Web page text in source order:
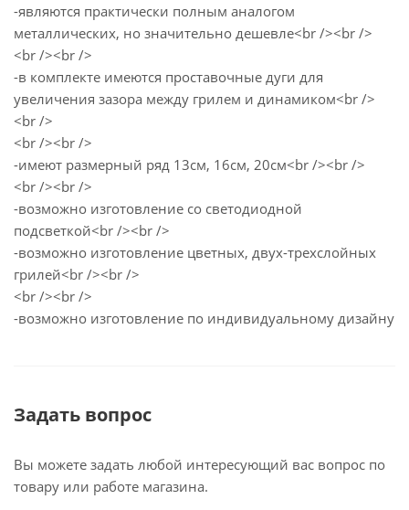
-являются практически полным аналогом
металлических, но значительно дешевле<br /><br />
<br /><br />
-в комплекте имеются проставочные дуги для
увеличения зазора между грилем и динамиком<br />
<br />
<br /><br />
-имеют размерный ряд 13см, 16см, 20см<br /><br />
<br /><br />
-возможно изготовление со светодиодной
подсветкой<br /><br />
-возможно изготовление цветных, двух-трехслойных
грилей<br /><br />
<br /><br />
-возможно изготовление по индивидуальному дизайну
Задать вопрос
Вы можете задать любой интересующий вас вопрос по
товару или работе магазина.